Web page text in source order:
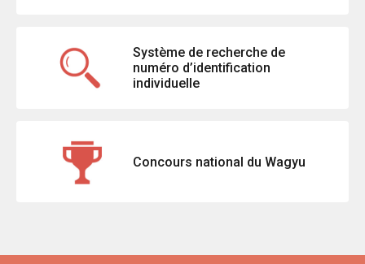
Système de recherche de
numéro d’identification
individuelle
Concours national du Wagyu